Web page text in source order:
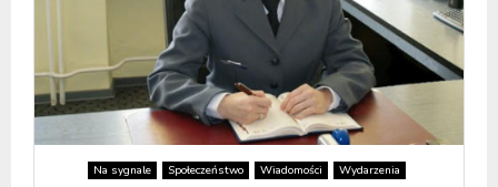
Na sygnale Społeczeństwo Wiadomości Wydarzenia